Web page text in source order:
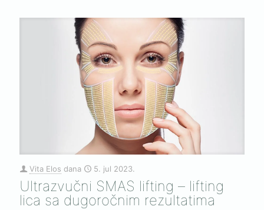
Vita Elos dana 5. jul 2023.
Ultrazvučni SMAS lifting – lifting
lica sa dugoročnim rezultatima